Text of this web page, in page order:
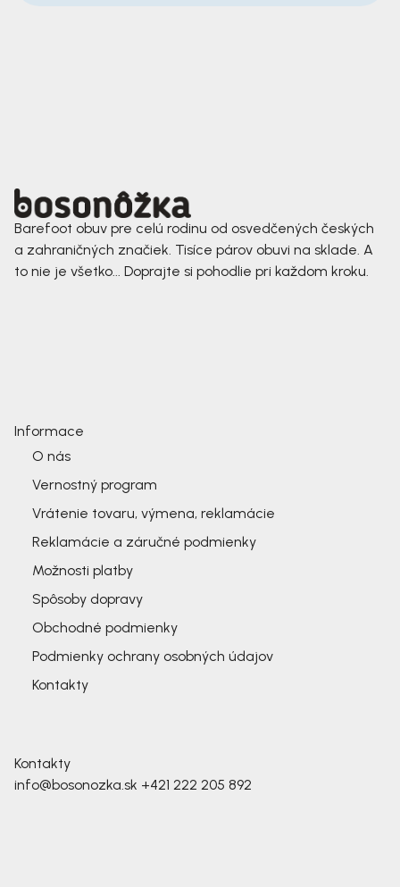
Barefoot obuv pre celú rodinu od osvedčených českých
a zahraničných značiek. Tisíce párov obuvi na sklade. A
to nie je všetko... Doprajte si pohodlie pri každom kroku.
Informace
O nás
Vernostný program
Vrátenie tovaru, výmena, reklamácie
Reklamácie a záručné podmienky
Možnosti platby
Spôsoby dopravy
Obchodné podmienky
Podmienky ochrany osobných údajov
Kontakty
Kontakty
info@bosonozka.sk +421 222 205 892